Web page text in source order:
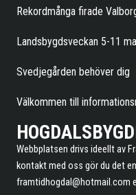
Rekordmånga firade
Landsbygdsveckan 5-11
Svedjegården behöver dig
Välkommen till
Webbplatsen drivs ideellt av
kontakt med oss gör du det
framtidhogdal@hotmail.com